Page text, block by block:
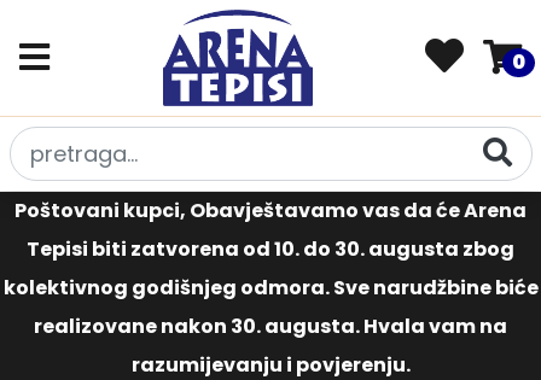
0
Poštovani kupci, Obavještavamo vas da će Arena
Tepisi biti zatvorena od 10. do 30. augusta zbog
kolektivnog godišnjeg odmora. Sve narudžbine biće
realizovane nakon 30. augusta. Hvala vam na
razumijevanju i povjerenju.